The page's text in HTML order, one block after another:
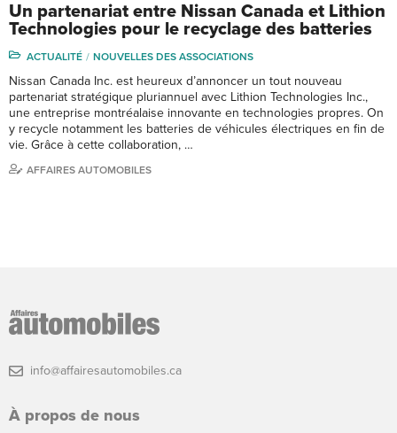
Un partenariat entre Nissan Canada et Lithion
Technologies pour le recyclage des batteries
ACTUALITÉ NOUVELLES DES ASSOCIATIONS
Nissan Canada Inc. est heureux d’annoncer un tout nouveau
partenariat stratégique pluriannuel avec Lithion Technologies Inc.,
une entreprise montréalaise innovante en technologies propres. On
y recycle notamment les batteries de véhicules électriques en fin de
vie. Grâce à cette collaboration, …
AFFAIRES AUTOMOBILES
info@affairesautomobiles.ca
À propos de nous